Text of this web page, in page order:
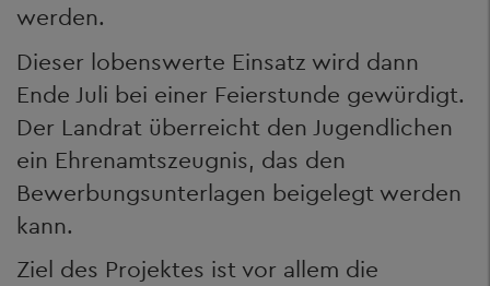
werden.
Dieser lobenswerte Einsatz wird dann
Ende Juli bei einer Feierstunde gewürdigt.
Der Landrat überreicht den Jugendlichen
ein Ehrenamtszeugnis, das den
Bewerbungsunterlagen beigelegt werden
kann.
Ziel des Projektes ist vor allem die